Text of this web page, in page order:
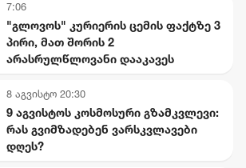
7:06
"გლოვოს" კურიერის ცემის ფაქტზე 3
პირი, მათ შორის 2
არასრულწლოვანი დააკავეს
8 აგვისტო 20:30
9 აგვისტოს კოსმოსური გზამკვლევი:
რას გვიმზადებენ ვარსკვლავები
დღეს?